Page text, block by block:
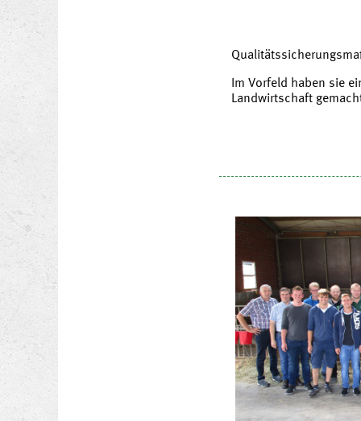
Im Vorfeld haben sie
Landwirtschaft